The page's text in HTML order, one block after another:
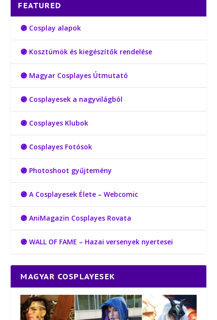
FEATURED
🟣 Cosplay alapok
🟣 Kosztümök és kiegészítők rendelése
🟣 Magyar Cosplayes Útmutató
🟣 Cosplayesek a nagyvilágból
🟣 Cosplayes Klubok
🟣 Cosplayes Fotósok
🟣 Photoshoot gyűjtemény
🟣 A Cosplayesek Élete – Webcomic
🟣 AniMagazin Cosplayes Rovata
🟣 WALL OF FAME – Hazai versenyek nyertesei
MAGYAR COSPLAYESEK